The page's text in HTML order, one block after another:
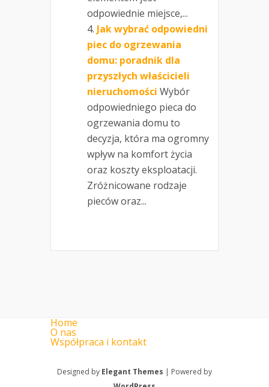
odpowiednie miejsce,...
Jak wybrać odpowiedni
piec do ogrzewania
domu: poradnik dla
przyszłych właścicieli
nieruchomości Wybór
odpowiedniego pieca do
ogrzewania domu to
decyzja, która ma ogromny
wpływ na komfort życia
oraz koszty eksploatacji.
Zróżnicowane rodzaje
pieców oraz...
Home
O nas
Współpraca i kontakt
Designed by Elegant Themes | Powered by